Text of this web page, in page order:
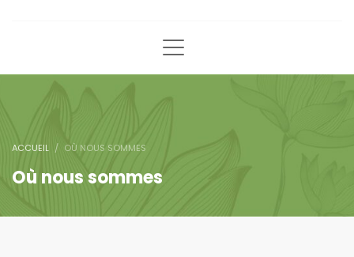
ACCUEIL OÙ NOUS SOMMES
Où nous sommes